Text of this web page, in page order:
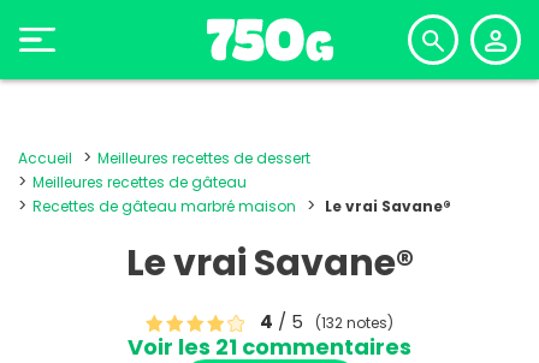
Accueil
Meilleures recettes de dessert
Meilleures recettes de gâteau
Recettes de gâteau marbré maison
Le vrai Savane®
Le vrai Savane®
4 / 5 (132 notes)
Voir les 21 commentaires